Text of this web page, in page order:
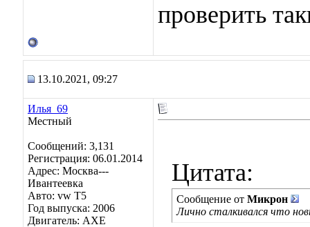
проверить
13.10.2021, 09:27
Илья_69
Местный
Сообщений: 3,131
Регистрация: 06.01.2014
Адрес: Москва---
Ивантеевка
Авто: vw T5
Год выпуска: 2006
Двигатель: AXE
Цитата:
Сообщение от Микрон
Лично сталкивался что